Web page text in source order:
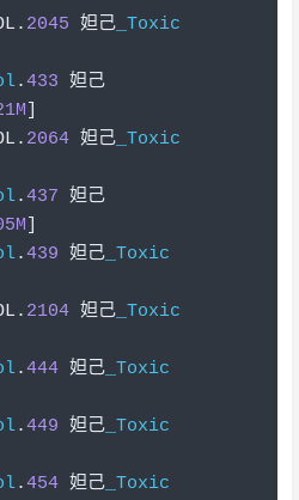
. 2045 妲己_Toxic
.433 妲己
. 2064 妲己_Toxic
.437 妲己
.439 妲己_Toxic
. 2104 妲己_Toxic
.444 妲己_Toxic
.449 妲己_Toxic
.454 妲己_Toxic